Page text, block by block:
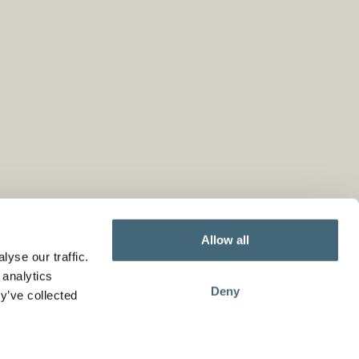
our traffic.
collected
Allow all
Deny